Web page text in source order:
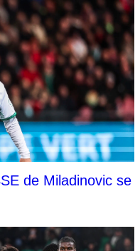
de Miladinovic se